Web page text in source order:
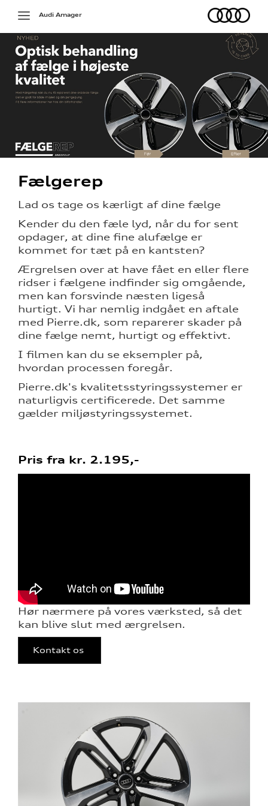
service
forrudeskift
til
Toggle
navigation
Audi
Audi Amager
Fælgerep
Lad os tage os kærligt af dine fælge
Kender du den fæle lyd, når du for sent
opdager, at dine fine alufælge er
kommet for tæt på en kantsten?
Ærgrelsen over at have fået en eller flere
ridser i fælgene indfinder sig omgående,
men kan forsvinde næsten ligeså
hurtigt. Vi har nemlig indgået en aftale
med Pierre.dk, som reparerer skader på
dine fælge nemt, hurtigt og effektivt.
I filmen kan du se eksempler på,
hvordan processen foregår.
Pierre.dk's kvalitetsstyringssystemer er
naturligvis certificerede. Det samme
gælder miljøstyringssystemet.
Pris fra kr. 2.195,-
Hør nærmere på vores værksted, så det
kan blive slut med ærgrelsen.
Kontakt os